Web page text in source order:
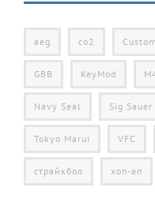
aeg co2 Custom
GBB KeyMod
Navy Seal Sig Sauer
Tokyo Marui VFC
страйкбол хоп-ап